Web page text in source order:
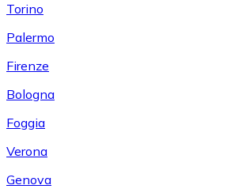
Torino
Palermo
Firenze
Bologna
Foggia
Verona
Genova